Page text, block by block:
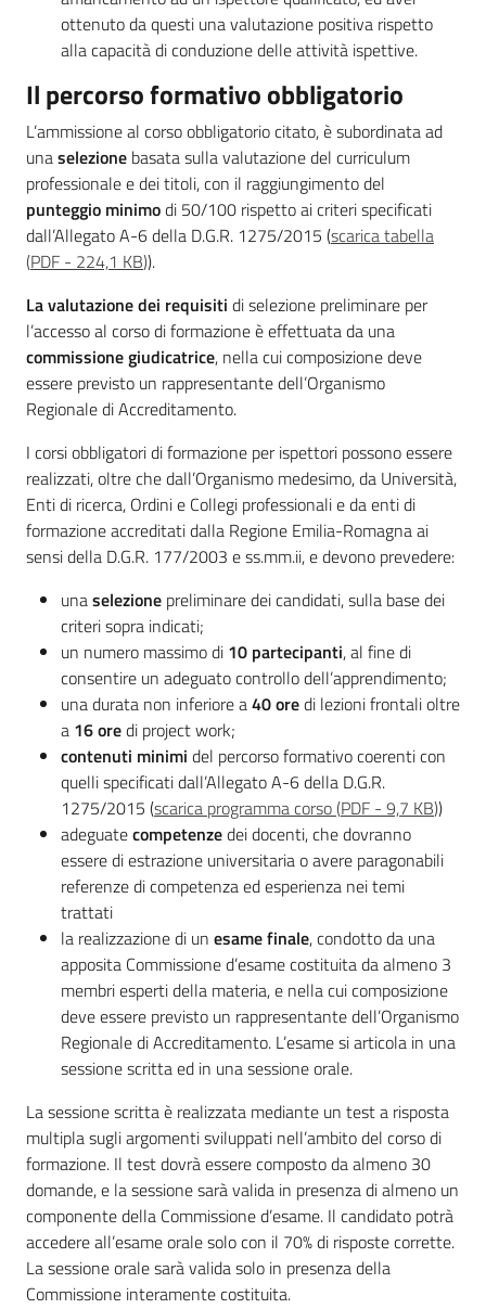
ottenuto da questi una valutazione positiva rispetto
alla capacità di conduzione delle attività ispettive.
Il percorso formativo obbligatorio
L’ammissione al corso obbligatorio citato, è subordinata ad
unaselezione basata sulla valutazione del curriculum
professionale e dei titoli, con il raggiungimento del
punteggio minimodi 50/100 rispetto ai criteri specificati
dall’Allegato A-6 della D.G.R. 1275/2015 (scarica tabella
(PDF - 224,1 KB)).
La valutazione dei requisiti di selezione preliminare per
l’accesso al corso di formazione è effettuata da una
commissione giudicatrice, nella cui composizione deve
essere previsto un rappresentante dell’Organismo
Regionale di Accreditamento.
I corsi obbligatori di formazione per ispettori possono essere
realizzati, oltre che dall’Organismo medesimo, da Università,
Enti di ricerca, Ordini e Collegi professionali e da enti di
formazione accreditati dalla Regione Emilia-Romagna ai
sensi della D.G.R. 177/2003 e ss.mm.ii, e devono prevedere:
unaselezione preliminare dei candidati, sulla base dei
criteri sopra indicati;
un numero massimo di 10 partecipanti, al fine di
consentire un adeguato controllo dell’apprendimento;
una durata non inferiore a40 oredi lezioni frontali oltre
a 16 oredi project work;
contenuti minimi del percorso formativo coerenti con
quelli specificati dall’Allegato A-6 della D.G.R.
1275/2015 (scarica programma corso(PDF - 9,7 KB))
adeguatecompetenzedei docenti, che dovranno
essere di estrazione universitaria o avere paragonabili
referenze di competenza ed esperienza nei temi
trattati
la realizzazione di un esame finale, condotto da una
apposita Commissione d’esame costituita da almeno 3
membri esperti della materia, e nella cui composizione
deve essere previsto un rappresentante dell’Organismo
Regionale di Accreditamento. L’esame si articola in una
sessione scritta ed in una sessione orale.
La sessione scritta è realizzata mediante un test a risposta
multipla sugli argomenti sviluppati nell’ambito del corso di
formazione. Il test dovrà essere composto da almeno 30
domande, e la sessione sarà valida in presenza di almeno un
componente della Commissione d’esame. Il candidato potrà
accedere all’esame orale solo con il 70% di risposte corrette.
La sessione orale sarà valida solo in presenza della
Commissione interamente costituita.